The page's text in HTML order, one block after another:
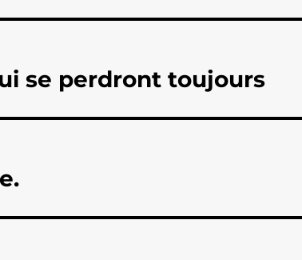
se perdront toujours